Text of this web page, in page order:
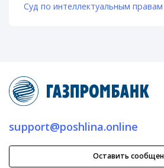
Суд по интеллектуальным правам
support@poshlina.online
Оставить